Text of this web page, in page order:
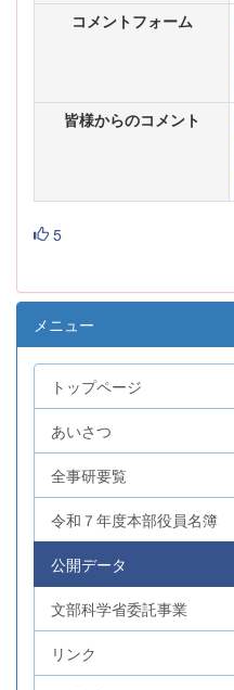
コメントフォーム
皆様からのコメント
5
メニュー
トップページ
あいさつ
全事研要覧
令和７年度本部役員名簿
公開データ
文部科学省委託事業
リンク